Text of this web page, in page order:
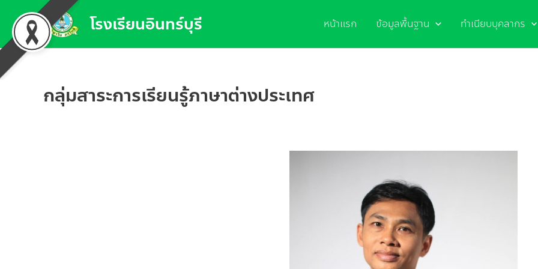
content
โรงเรียนอินทร์บุรี หน้าแรก ข้อมูลพื้นฐาน ทำเนียบบุคลากร
กลุ่มสาระการเรียนรู้ภาษาต่างประเทศ